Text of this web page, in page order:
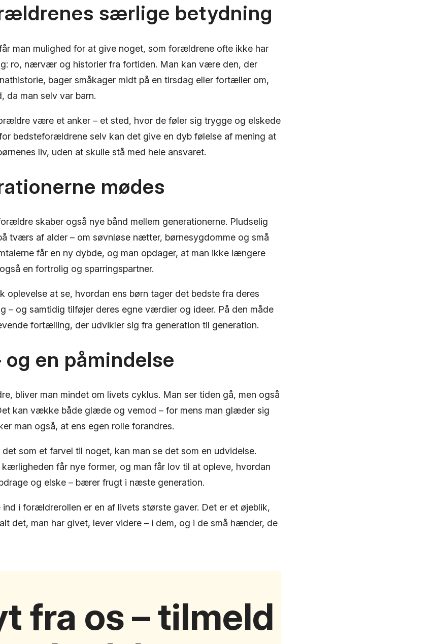
særlige betydning
man mulighed for at give noget, som forældrene ofte ikke har
ro, nærvær og historier fra fortiden. Man kan være den, der
bager småkager midt på en tirsdag eller fortæller om,
da man selv var barn.
være et anker – et sted, hvor de føler sig trygge og elskede
bedsteforældrene selv kan det give en dyb følelse af mening at
liv, uden at skulle stå med hele ansvaret.
mødes
skaber også nye bånd mellem generationerne. Pludselig
tværs af alder – om søvnløse nætter, børnesygdomme og små
får en ny dybde, og man opdager, at man ikke længere
en fortrolig og sparringspartner.
oplevelse at se, hvordan ens børn tager det bedste fra deres
– og samtidig tilføjer deres egne værdier og ideer. På den måde
fortælling, der udvikler sig fra generation til generation.
og en påmindelse
bliver man mindet om livets cyklus. Man ser tiden gå, men også
kan vække både glæde og vemod – for mens man glæder sig
man også, at ens egen rolle forandres.
som et farvel til noget, kan man se det som en udvidelse.
kærligheden får nye former, og man får lov til at opleve, hvordan
og elske – bærer frugt i næste generation.
i forældrerollen er en af livets største gaver. Det er et øjeblik,
det, man har givet, lever videre – i dem, og i de små hænder, de
fra os – tilmeld